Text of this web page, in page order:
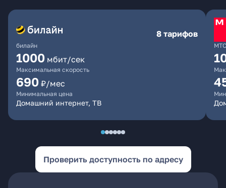
билайн
8 тарифов
1000 мбит/сек
Максимальная скорость
690 ₽/мес
Минимальная цена
Домашний интернет, ТВ
МТС
Проверить доступность по адресу